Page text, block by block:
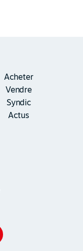
Acheter
Vendre
Syndic
Actus